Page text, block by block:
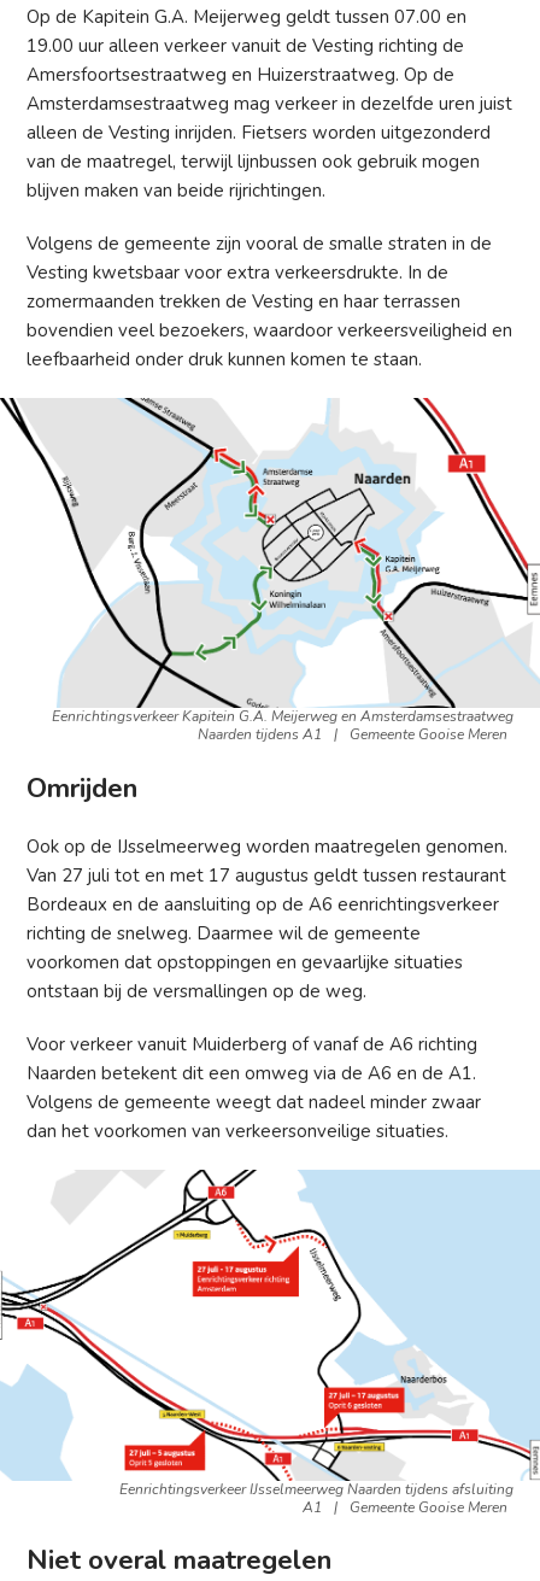
Op de Kapitein G.A. Meijerweg geldt tussen 07.00 en
19.00 uur alleen verkeer vanuit de Vesting richting de
Amersfoortsestraatweg en Huizerstraatweg. Op de
Amsterdamsestraatweg mag verkeer in dezelfde uren juist
alleen de Vesting inrijden. Fietsers worden uitgezonderd
van de maatregel, terwijl lijnbussen ook gebruik mogen
blijven maken van beide rijrichtingen.
Volgens de gemeente zijn vooral de smalle straten in de
Vesting kwetsbaar voor extra verkeersdrukte. In de
zomermaanden trekken de Vesting en haar terrassen
bovendien veel bezoekers, waardoor verkeersveiligheid en
leefbaarheid onder druk kunnen komen te staan.
Eenrichtingsverkeer Kapitein G.A. Meijerweg en Amsterdamsestraatweg
Naarden tijdens A1
| Gemeente Gooise Meren
Omrijden
Ook op de IJsselmeerweg worden maatregelen genomen.
Van 27 juli tot en met 17 augustus geldt tussen restaurant
Bordeaux en de aansluiting op de A6 eenrichtingsverkeer
richting de snelweg. Daarmee wil de gemeente
voorkomen dat opstoppingen en gevaarlijke situaties
ontstaan bij de versmallingen op de weg.
Voor verkeer vanuit Muiderberg of vanaf de A6 richting
Naarden betekent dit een omweg via de A6 en de A1.
Volgens de gemeente weegt dat nadeel minder zwaar
dan het voorkomen van verkeersonveilige situaties.
Eenrichtingsverkeer IJsselmeerweg Naarden tijdens afsluiting
A1
| Gemeente Gooise Meren
Niet overal maatregelen